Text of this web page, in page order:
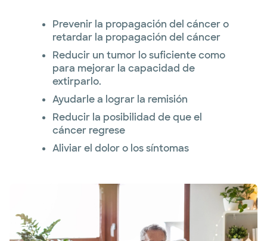
Prevenir la propagación del cáncer o
retardar la propagación del cáncer
Reducir un tumor lo suficiente como
para mejorar la capacidad de
extirparlo.
Ayudarle a lograr la remisión
Reducir la posibilidad de que el
cáncer regrese
Aliviar el dolor o los síntomas